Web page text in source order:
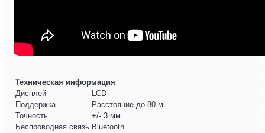
Техническая информация
Дисплей
LCD
Поддержка
Расстояние до 80 м
Точность
+/- 3 мм
Беспроводная связь Bluetooth